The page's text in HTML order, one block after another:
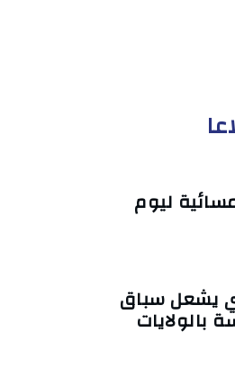
ليوم
يشعل سباق
بالولايات